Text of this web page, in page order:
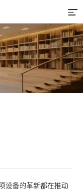
设备的革新都在推动